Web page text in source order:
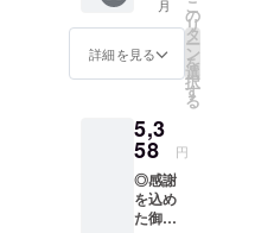
さんい
ただい
ており
ターン
不要の
に「全
力応
援」を
皆さん
は358研
究員で
す！）
マル
「糀の
おかず
シリー
ズ」福
島県産
月
詳細を見る
こ
の
リ
タ
ー
ン
を
選
択
す
る
5,3
58 円
◎感謝
を込め
た御礼